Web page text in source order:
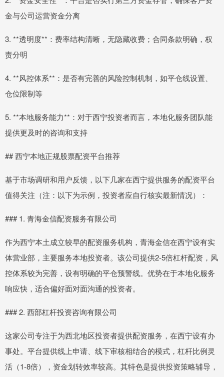
金与公司运营资金分离
3. **透明度**：费率结构清晰，无隐藏收费；合同条款明确，权
责分明
4. **风控体系**：是否有完善的风险控制机制，如平仓线设置、
仓位限制等
5. **本地服务能力**：对于西宁投资者而言，本地化服务团队能
提供更及时的咨询和支持
## 西宁本地正规股票配资平台推荐
基于市场调研和用户反馈，以下几家在西宁提供服务的配资平台
值得关注（注：以下为示例，投资者应自行核实最新情况）：
### 1. 青海金信配资服务有限公司
作为西宁本土成立较早的配资服务机构，青海金信在西宁设有实
体营业部，主要服务本地投资者。该公司提供2-5倍杠杆配资，风
控体系较为完善，设有明确的平仓预警线。优势在于本地化服务
响应快，适合偏好面对面沟通的投资者。
### 2. 西部杠杆投资咨询有限公司
这家公司专注于为西北地区投资者提供配资服务，在西宁设有办
事处。平台提供线上申请、线下审核相结合的模式，杠杆比例灵
活（1-8倍），资金划转效率较高。其特色是提供投资策略辅导，